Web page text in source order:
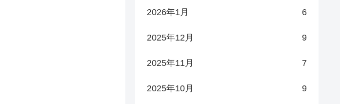
2026年1月 6
2025年12月 9
2025年11月 7
2025年10月 9